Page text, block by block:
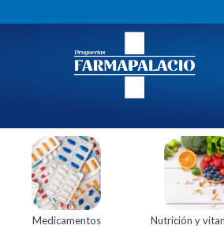
Medicamentos Nutrición y